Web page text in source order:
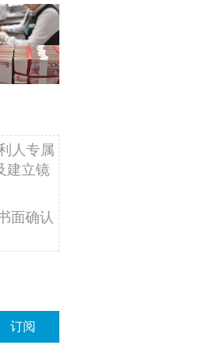
人专属
建立镜
面确认
订阅